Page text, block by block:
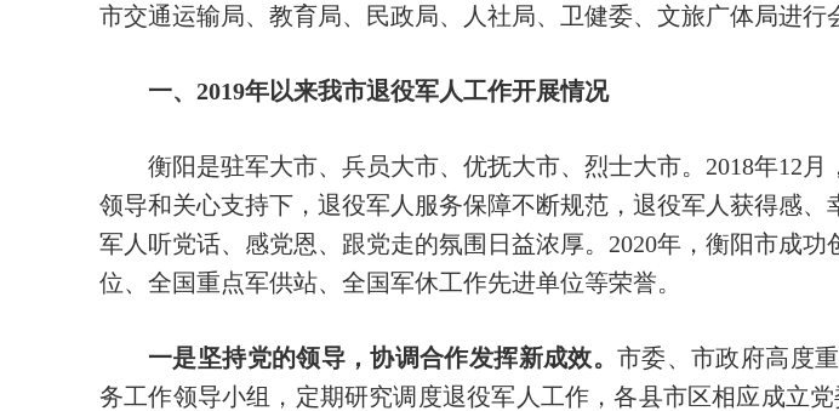
市交通运输局、教育局、民政局、人社局、卫健委、文旅广体局进行
一、2019年以来我市退役军人工作开展情况
衡阳是驻军大市、兵员大市、优抚大市、烈士大市。2018年12
领导和关心支持下，退役军人服务保障不断规范，退役军人获得感
军人听党话、感党恩、跟党走的氛围日益浓厚。2020年，衡阳市成
位、全国重点军供站、全国军休工作先进单位等荣誉。
一是坚持党的领导，协调合作发挥新成效。 市委、市政府高度
务工作领导小组，定期研究调度退役军人工作，各县市区相应成立